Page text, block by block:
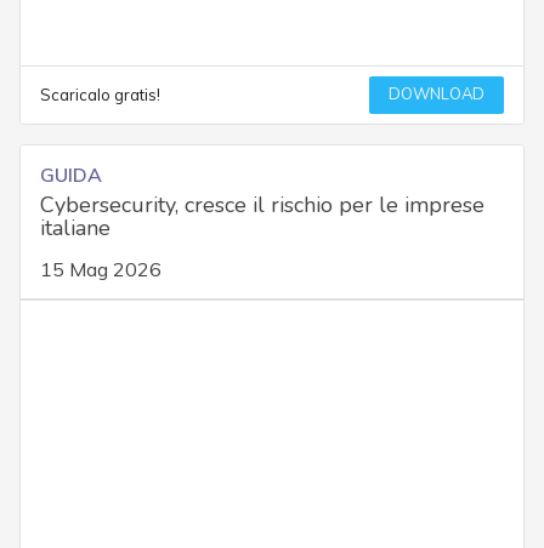
Scaricalo gratis! DOWNLOAD
GUIDA
Cybersecurity, cresce il rischio per le imprese
italiane
15 Mag 2026